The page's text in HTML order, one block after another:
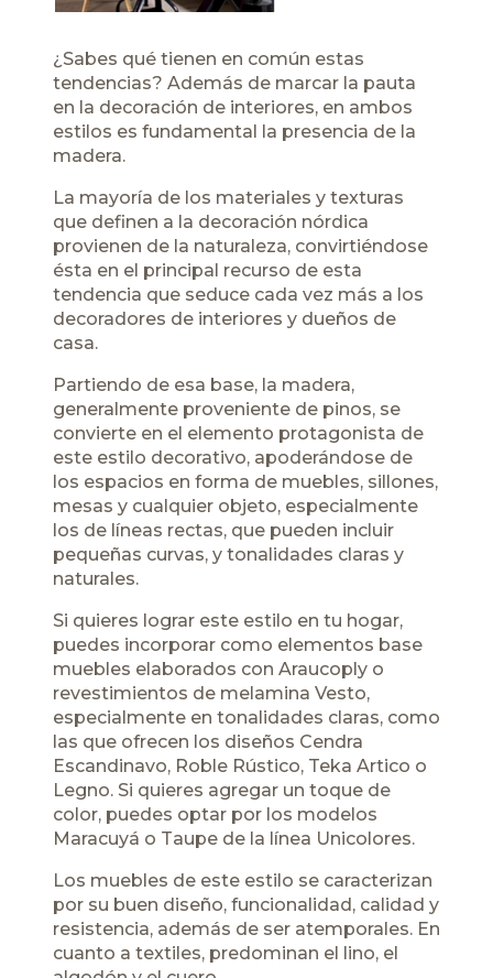
¿Sabes qué tienen en común estas
tendencias? Además de marcar la pauta
en la decoración de interiores, en ambos
estilos es fundamental la presencia de la
madera.
La mayoría de los materiales y texturas
que definen a la decoración nórdica
provienen de la naturaleza, convirtiéndose
ésta en el principal recurso de esta
tendencia que seduce cada vez más a los
decoradores de interiores y dueños de
casa.
Partiendo de esa base, la madera,
generalmente proveniente de pinos, se
convierte en el elemento protagonista de
este estilo decorativo, apoderándose de
los espacios en forma de muebles, sillones,
mesas y cualquier objeto, especialmente
los de líneas rectas, que pueden incluir
pequeñas curvas, y tonalidades claras y
naturales.
Si quieres lograr este estilo en tu hogar,
puedes incorporar como elementos base
muebles elaborados con Araucoply o
revestimientos de melamina Vesto,
especialmente en tonalidades claras, como
las que ofrecen los diseños Cendra
Escandinavo, Roble Rústico, Teka Artico o
Legno. Si quieres agregar un toque de
color, puedes optar por los modelos
Maracuyá o Taupe de la línea Unicolores.
Los muebles de este estilo se caracterizan
por su buen diseño, funcionalidad, calidad y
resistencia, además de ser atemporales. En
cuanto a textiles, predominan el lino, el